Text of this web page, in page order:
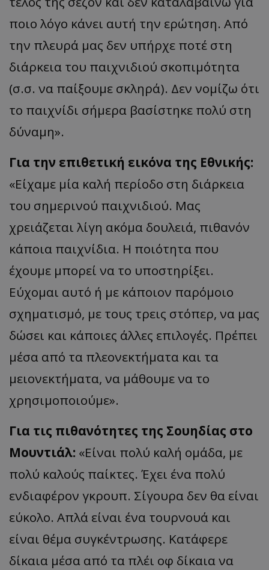
ποιο λόγο κάνει αυτή την ερώτηση. Από
την πλευρά μας δεν υπήρχε ποτέ στη
διάρκεια του παιχνιδιού σκοπιμότητα
(σ.σ. να παίξουμε σκληρά). Δεν νομίζω ότι
το παιχνίδι σήμερα βασίστηκε πολύ στη
δύναμη».
Για την επιθετική εικόνα της Εθνικής:
«Είχαμε μία καλή περίοδο στη διάρκεια
του σημερινού παιχνιδιού. Μας
χρειάζεται λίγη ακόμα δουλειά, πιθανόν
κάποια παιχνίδια. Η ποιότητα που
έχουμε μπορεί να το υποστηρίξει.
Εύχομαι αυτό ή με κάποιον παρόμοιο
σχηματισμό, με τους τρεις στόπερ, να μας
δώσει και κάποιες άλλες επιλογές. Πρέπει
μέσα από τα πλεονεκτήματα και τα
μειονεκτήματα, να μάθουμε να το
χρησιμοποιούμε».
Για τις πιθανότητες της Σουηδίας στο
Μουντιάλ: «Είναι πολύ καλή ομάδα, με
πολύ καλούς παίκτες. Έχει ένα πολύ
ενδιαφέρον γκρουπ. Σίγουρα δεν θα είναι
εύκολο. Απλά είναι ένα τουρνουά και
είναι θέμα συγκέντρωσης. Κατάφερε
δίκαια μέσα από τα πλέι οφ δίκαια να